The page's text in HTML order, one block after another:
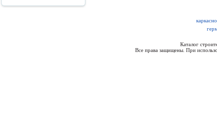
Каталог
Все права защищены. При